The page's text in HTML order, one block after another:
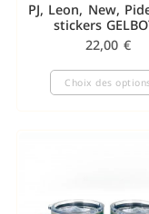
PJ, Leon, New,
stickers
22,00 €
Choix des